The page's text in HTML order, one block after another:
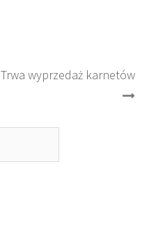
Trwa wyprzedaż karnetów